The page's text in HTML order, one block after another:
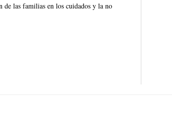
las familias en los cuidados y la no